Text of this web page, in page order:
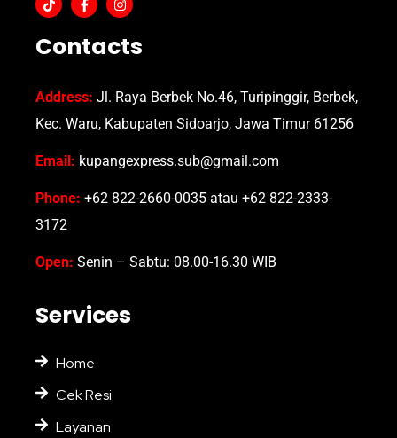
Contacts
Address: Jl. Raya Berbek No.46, Turipinggir, Berbek,
Kec. Waru, Kabupaten Sidoarjo, Jawa Timur 61256
Email: kupangexpress.sub@gmail.com
Phone: +62 822-2660-0035 atau +62 822-2333-
3172
Open: Senin – Sabtu: 08.00-16.30 WIB
Services
Home
Cek Resi
Layanan